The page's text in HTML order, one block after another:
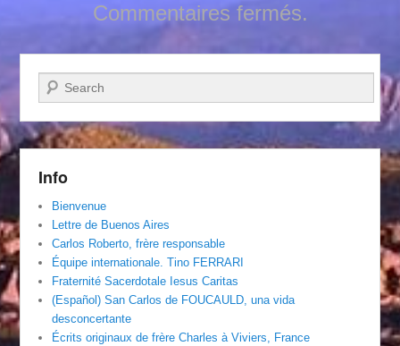
Commentaires fermés.
Recherche
Info
Bienvenue
Lettre de Buenos Aires
Carlos Roberto, frère responsable
Équipe internationale. Tino FERRARI
Fraternité Sacerdotale Iesus Caritas
(Español) San Carlos de FOUCAULD, una vida
desconcertante
Écrits originaux de frère Charles à Viviers, France